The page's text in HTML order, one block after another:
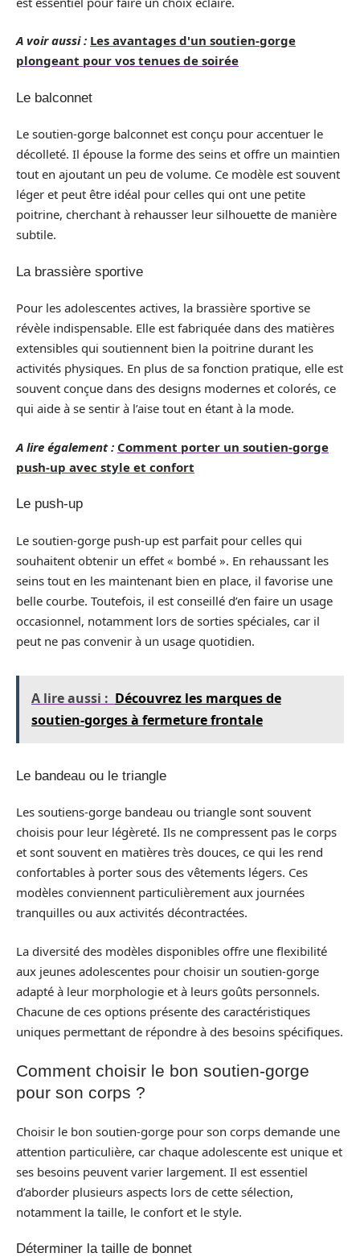
A voir aussi : Les avantages d'un soutien-gorge
plongeant pour vos tenues de soirée
Le balconnet
Le soutien-gorge balconnet est conçu pour accentuer le
décolleté. Il épouse la forme des seins et offre un maintien
tout en ajoutant un peu de volume. Ce modèle est souvent
léger et peut être idéal pour celles qui ont une petite
poitrine, cherchant à rehausser leur silhouette de manière
subtile.
La brassière sportive
Pour les adolescentes actives, la brassière sportive se
révèle indispensable. Elle est fabriquée dans des matières
extensibles qui soutiennent bien la poitrine durant les
activités physiques. En plus de sa fonction pratique, elle est
souvent conçue dans des designs modernes et colorés, ce
qui aide à se sentir à l’aise tout en étant à la mode.
A lire également : Comment porter un soutien-gorge
push-up avec style et confort
Le push-up
Le soutien-gorge push-up est parfait pour celles qui
souhaitent obtenir un effet « bombé ». En rehaussant les
seins tout en les maintenant bien en place, il favorise une
belle courbe. Toutefois, il est conseillé d’en faire un usage
occasionnel, notamment lors de sorties spéciales, car il
peut ne pas convenir à un usage quotidien.
A lire aussi : Découvrez les marques de
soutien-gorges à fermeture frontale
Le bandeau ou le triangle
Les soutiens-gorge bandeau ou triangle sont souvent
choisis pour leur légèreté. Ils ne compressent pas le corps
et sont souvent en matières très douces, ce qui les rend
confortables à porter sous des vêtements légers. Ces
modèles conviennent particulièrement aux journées
tranquilles ou aux activités décontractées.
La diversité des modèles disponibles offre une flexibilité
aux jeunes adolescentes pour choisir un soutien-gorge
adapté à leur morphologie et à leurs goûts personnels.
Chacune de ces options présente des caractéristiques
uniques permettant de répondre à des besoins spécifiques.
Comment choisir le bon soutien-gorge
pour son corps ?
Choisir le bon soutien-gorge pour son corps demande une
attention particulière, car chaque adolescente est unique et
ses besoins peuvent varier largement. Il est essentiel
d’aborder plusieurs aspects lors de cette sélection,
notamment la taille, le confort et le style.
Déterminer la taille de bonnet